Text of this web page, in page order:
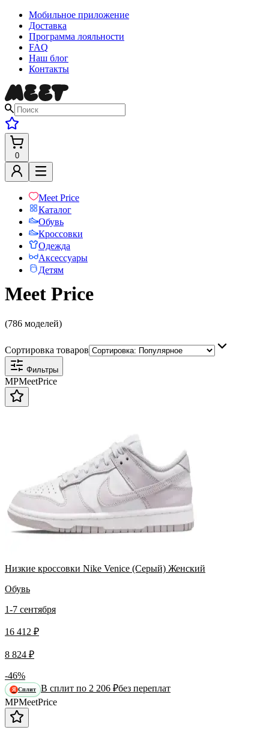
Мобильное приложение
Доставка
Программа лояльности
FAQ
Наш блог
Контакты
0
Meet Price
Каталог
Обувь
Кроссовки
Одежда
Аксессуары
Детям
Meet Price
(786 моделей)
Сортировка товаров
Фильтры
MPMeetPrice
Низкие кроссовки Nike Venice (Серый) Женский
Обувь
1-7 сентября
16 412 ₽
8 824 ₽
-46%
Я Сплит В сплит по 2 206 ₽без переплат
MPMeetPrice